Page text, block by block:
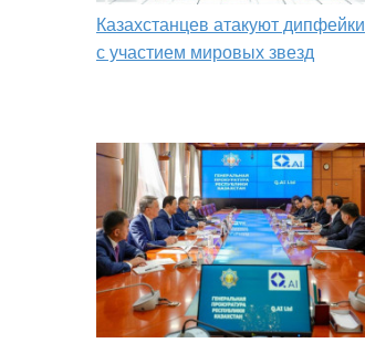
Казахстанцев атакуют дипфейки
с участием мировых звезд